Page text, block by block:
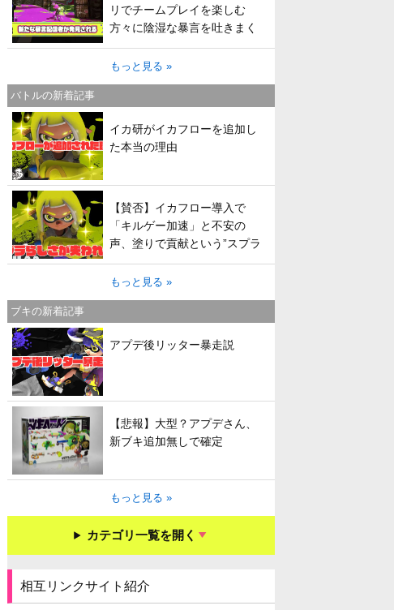
リでチームプレイを楽しむ
方々に陰湿な暴言を吐きまく
ってしまう
もっと見る »
バトルの新着記事
イカ研がイカフローを追加し
た本当の理由
【賛否】イカフロー導入で
「キルゲー加速」と不安の
声、塗りで貢献という”スプラ
らしさ”は失われてしまうのか
もっと見る »
ブキの新着記事
アプデ後リッター暴走説
【悲報】大型？アプデさん、
新ブキ追加無しで確定
もっと見る »
カテゴリ一覧を開く
相互リンクサイト紹介